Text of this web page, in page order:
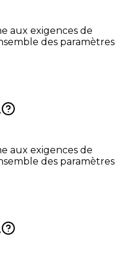
aux exigences de
des paramètres
aux exigences de
des paramètres